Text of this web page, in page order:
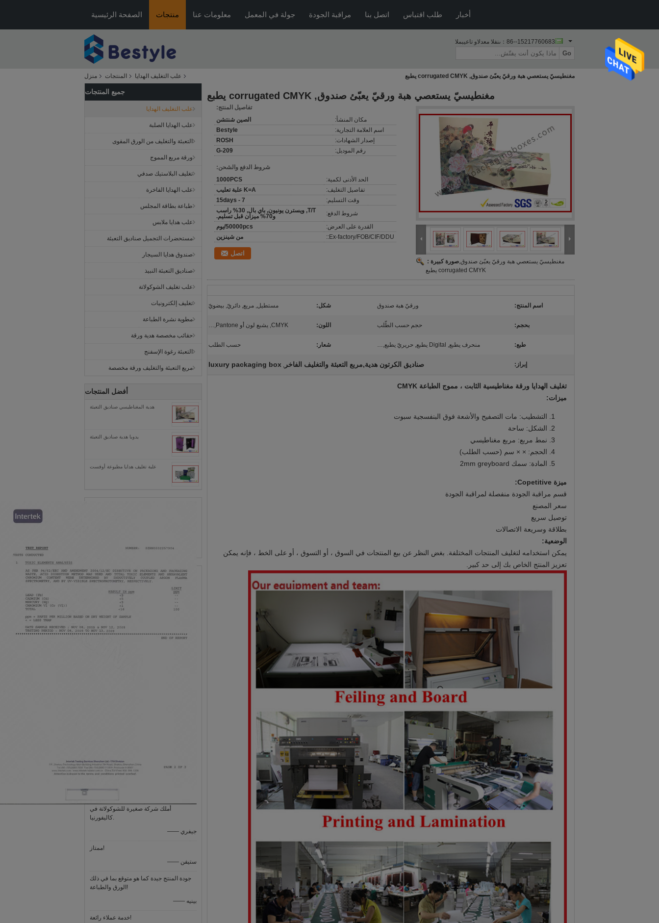
الصفحة الرئيسية منتجات معلومات عنا جولة في المعمل مراقبة الجودة اتصل بنا طلب اقتباس أخبار
المبيعات والدعم الفنى： 86--15217760683
Go
منزل المنتجات علب التغليف الهدايا مغنطيسيّ يستعصي هبة ورقيّ يعبّئ صندوق, corrugated CMYK يطبع
جميع المنتجات
علب التغليف الهدايا
علب الهدايا الصلبة
التعبئة والتغليف من الورق المقوى
ورقة مربع المموج
تغليف البلاستيك صدفي
علب الهدايا الفاخرة
طباعة بطاقة المجلس
علب هدايا ملابس
مستحضرات التجميل صناديق التعبئة
صندوق هدايا السيجار
صناديق التعبئة النبيذ
علب تغليف الشوكولاتة
تغليف إلكترونيات
مطوية نشرة الطباعة
حقائب مخصصة هدية ورقة
التعبئة رغوة الإسفنج
مربع التعبئة والتغليف ورقة مخصصة
أفضل المنتجات
هدية المغناطيسي صناديق التعبئة
يدويا هدية صناديق التعبئة
علبة تغليف هدايا مطبوعة أوفست
أملك شركة صغيرة للشوكولاتة في
كاليفورنيا.
—— جيفري
ممتاز!
—— ستيفن
جودة المنتج جيدة كما هو متوقع بما في ذلك
الورق والطباعة!
—— بينيه
خدمة عملاء رائعة!
مغنطيسيّ يستعصي هبة ورقيّ يعبّئ صندوق, corrugated CMYK يطبع
صورة كبيرة :مغنطيسيّ يستعصي هبة ورقيّ يعبّئ صندوق,
corrugated CMYK يطبع
تفاصيل المنتج:
مكان المنشأ:
الصين شنتشن
اسم العلامة التجارية:
Bestyle
إصدار الشهادات:
ROSH
رقم الموديل:
G-209
شروط الدفع والشحن:
الحد الأدنى لكمية:
1000PCS
تفاصيل التغليف:
K=A علبة تعليب
وقت التسليم:
7 - 15days
شروط الدفع:
T/T, ويسترن يونيون, باي بال, 30% راسب
و70% ميزان قبل تسليم.
القدرة على العرض:
50000pcs/يوم
Ex-factory/FOB/CIF/DDU::
من شينزين
اتصل
اسم المنتج: ورقيّ هبة صندوق شكل: مستطيل, مربع, دائريّ, بيضويّ
بحجم: حجم حسب الطّلب اللون: CMYK, يشبع لون أو Pantone,…
طبع: منحرف يطبع, Digital يطبع, حريريّ يطبع,… شعار: حسب الطلب
إبراز: صناديق الكرتون هدية,مربع التعبئة والتغليف الفاخر ,
luxury packaging box
تغليف الهدايا ورقة مغناطيسية الثابت ، مموج الطباعة CMYK
ميزات:
التشطيب: مات التصفيح والأشعة فوق البنفسجية سبوت
الشكل: ساحة
نمط مربع: مربع مغناطيسي
الحجم: × × سم (حسب الطلب)
المادة: سمك 2mm greyboard
ميزة Copetitive:
قسم مراقبة الجودة منفصلة لمراقبة الجودة
سعر المصنع
توصيل سريع
بطلاقة وسريعة الاتصالات
الوضعية:
يمكن استخدامه لتغليف المنتجات المختلفة.
بغض النظر عن بيع المنتجات في السوق ، أو التسوق ، أو على الخط ، فإنه يمكن
تعزيز المنتج الخاص بك إلى حد كبير.